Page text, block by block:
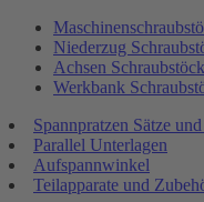
Niederzug
Achsen
Werkbank
Spannpratzen Sätze
Parallel Unterlagen
Aufspannwinkel
Teilapparate und